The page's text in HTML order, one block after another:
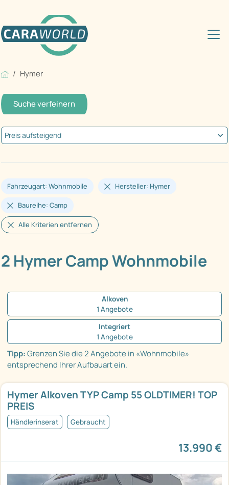
Hymer
Suche verfeinern
Fahrzeugart: Wohnmobile Hersteller: Hymer
Baureihe: Camp
Alle Kriterien entfernen
2 Hymer Camp Wohnmobile
Alkoven
1 Angebote
Integriert
1 Angebote
Tipp:Grenzen Sie die 2 Angebote in «Wohnmobile»
entsprechend Ihrer Aufbauart ein.
Hymer Alkoven TYP Camp 55 OLDTIMER! TOP
PREIS
Händlerinserat Gebraucht
13.990 €